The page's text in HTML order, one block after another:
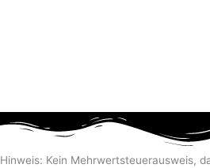
Hinweis: Kein Mehrwertsteuerausweis,